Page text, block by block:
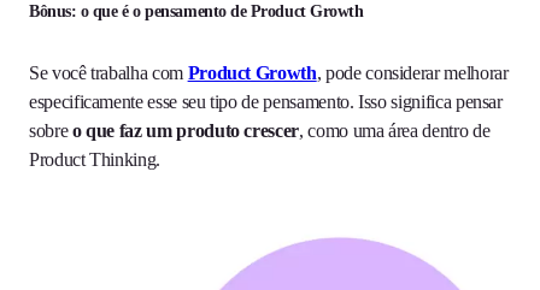
Bônus: o que é o pensamento de Product Growth
Se você trabalha com Product Growth, pode considerar melhorar
especificamente esse seu tipo de pensamento. Isso significa pensar
sobreo que faz um produto crescer, como uma área dentro de
Product Thinking.